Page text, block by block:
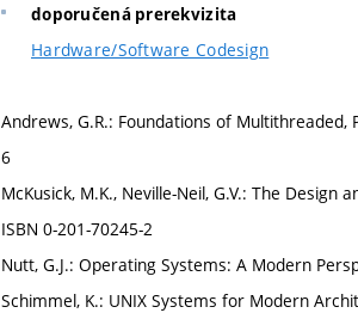
doporučená prerekvizita
Hardware/Software Codesign
Andrews, G.R.: Foundations of Multithreaded,
6
McKusick, M.K., Neville-Neil, G.V.: The
ISBN 0-201-70245-2
Nutt, G.J.: Operating Systems: A Modern
Schimmel, K.: UNIX Systems for Modern